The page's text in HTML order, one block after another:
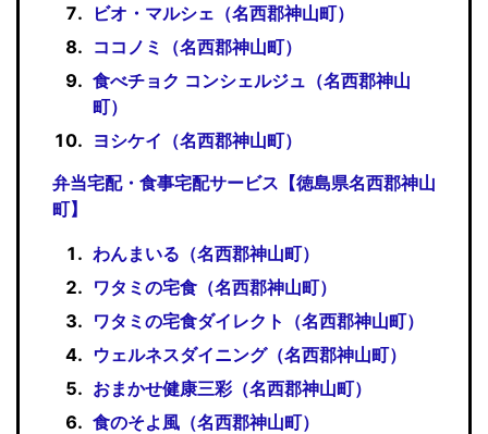
ビオ・マルシェ（名西郡神山町）
ココノミ（名西郡神山町）
食べチョク コンシェルジュ（名西郡神山
町）
ヨシケイ（名西郡神山町）
弁当宅配・食事宅配サービス【徳島県名西郡神山
町】
わんまいる（名西郡神山町）
ワタミの宅食（名西郡神山町）
ワタミの宅食ダイレクト（名西郡神山町）
ウェルネスダイニング（名西郡神山町）
おまかせ健康三彩（名西郡神山町）
食のそよ風（名西郡神山町）